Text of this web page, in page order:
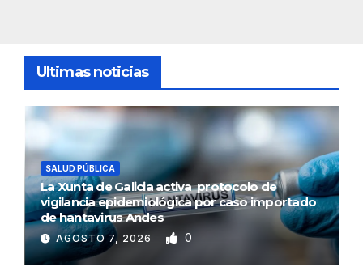
Ultimas noticias
SALUD PÚBLICA
La Xunta de Galicia activa protocolo de
vigilancia epidemiológica por caso importado
de hantavirus Andes
AGOSTO 7, 2026 0